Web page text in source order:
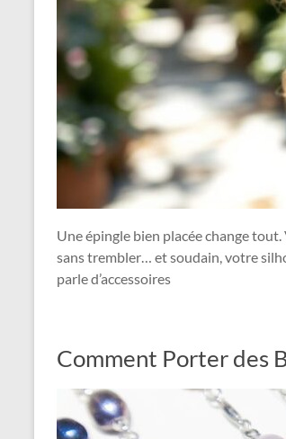
Une épingle bien placée change
sans trembler… et soudain, votre
parle d’accessoires
Comment Porter des